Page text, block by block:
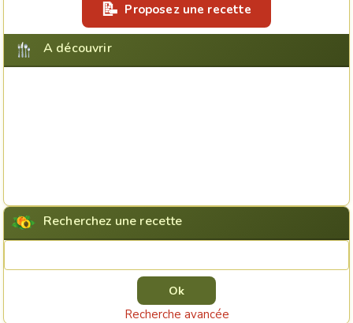
Proposez une recette
A découvrir
Recherchez une recette
Recherche avancée